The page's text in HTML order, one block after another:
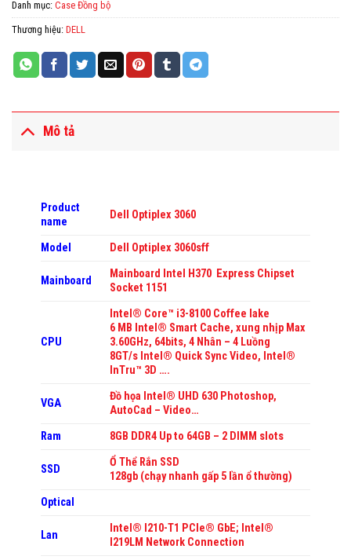
Danh mục: Case Đồng bộ
Thương hiệu: DELL
Mô tả
Product
name
Dell Optiplex 3060
Model Dell Optiplex 3060sff
Mainboard
Mainboard Intel H370 Express Chipset
Socket 1151
CPU
Intel® Core™ i3-8100 Coffee lake
6 MB Intel® Smart Cache, xung nhịp Max
3.60GHz, 64bits, 4 Nhân – 4 Luồng
8GT/s Intel® Quick Sync Video, Intel®
InTru™ 3D ….
VGA
Đồ họa Intel® UHD 630 Photoshop,
AutoCad – Video…
Ram
8GB DDR4 Up to 64GB – 2 DIMM slots
SSD
Ổ Thể Rắn SSD
128gb(chạy nhanh gấp 5 lần ổ thường)
Optical
Lan
Intel® I210-T1 PCIe® GbE; Intel®
I219LM Network Connection